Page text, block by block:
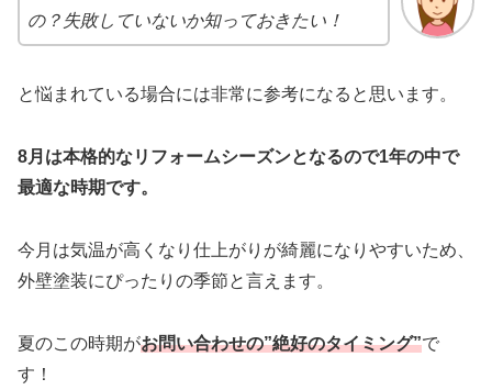
の？失敗していないか知っておきたい！
と悩まれている場合には非常に参考になると思います。
8月は本格的なリフォームシーズンとなるので1年の中で
最適な時期です。
今月は気温が高くなり仕上がりが綺麗になりやすいため、
外壁塗装にぴったりの季節と言えます。
夏のこの時期がお問い合わせの”絶好のタイミング”で
す！